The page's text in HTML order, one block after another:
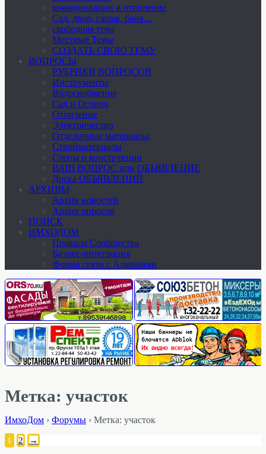
коммуникации и отопление
Cад, двор, гараж, баня…
свободная тема
Местные Темы
СОЗДАТЬ СВОЮ ТЕМУ
ВОПРОСЫ
РУБРИКИ ВОПРОСОВ
Инструменты
Водоснабжение
Сад и Огород
Отопление
Электричество
Отделочные материалы
Стройматериалы
Стены и конструкции
ВАШ ВОПРОС или ОБЪЯВЛЕНИЕ
Доска ОБЪЯВЛЕНИЙ
АРХИВЫ
Архив новостей
Архив опросов
ПОИСК
ИМХОДОМ
Правила Сообщества
Бизнес-интеграция
Форма связи с Админами
Метка: участок
ИмхоДом › Форумы › Метка: участок
1 2 →